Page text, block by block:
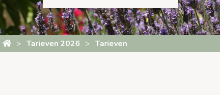
Tarieven 2026 Tarieven